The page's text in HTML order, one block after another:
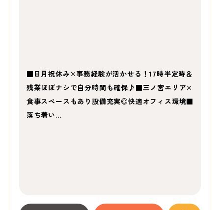
■日月祝休み×事務経験が活かせる！17時半定時＆
残業ほぼナシで自分時間も確保♪■三ノ宮エリア×
食事スペースもあり設備充実◎快適オフィス環境■
落ち着い…